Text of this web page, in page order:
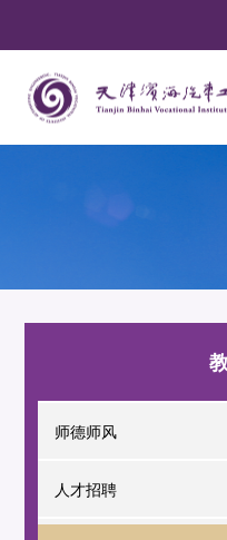
师德师风
人才招聘